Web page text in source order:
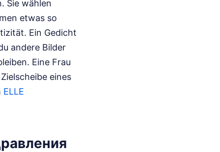
Sie wählen
etwas so
Ein Gedicht
andere Bilder
Eine Frau
eines
ELLE